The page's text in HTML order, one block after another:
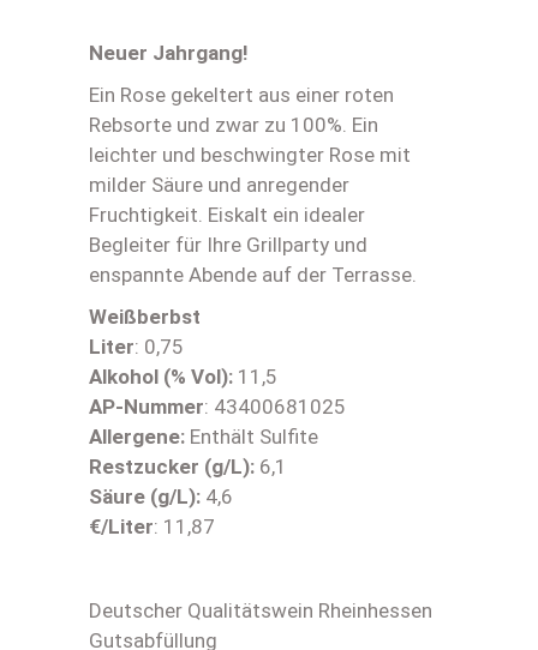
Neuer Jahrgang!
Ein Rose gekeltert aus einer roten
Rebsorte und zwar zu 100%. Ein
leichter und beschwingter Rose mit
milder Säure und anregender
Fruchtigkeit. Eiskalt ein idealer
Begleiter für Ihre Grillparty und
enspannte Abende auf der Terrasse.
Weißberbst
Liter: 0,75
Alkohol (% Vol): 11,5
AP-Nummer: 43400681025
Allergene: Enthält Sulfite
Restzucker (g/L): 6,1
Säure (g/L): 4,6
€/Liter: 11,87
Deutscher Qualitätswein Rheinhessen
Gutsabfüllung